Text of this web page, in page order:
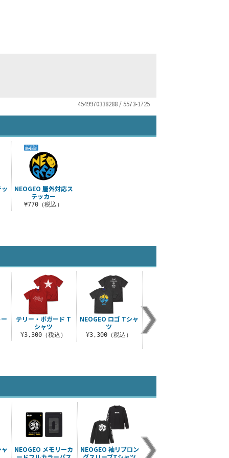
4549970338288 / 5573-1725
NEOGEO 屋外対応ス
テッカー
¥770（税込）
テリー・ボガード T
シャツ
¥3,300（税込）
NEOGEO ロゴ Tシャ
ツ
¥3,300（税込）
覇王翔吼拳を使わざ
るを得ない セリフア
NEOGEO メモリーカ
NEOGEO 袖リブロン